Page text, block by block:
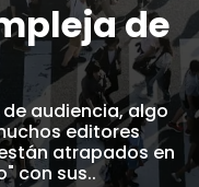
de
audiencia, algo
editores
atrapados en
con sus..